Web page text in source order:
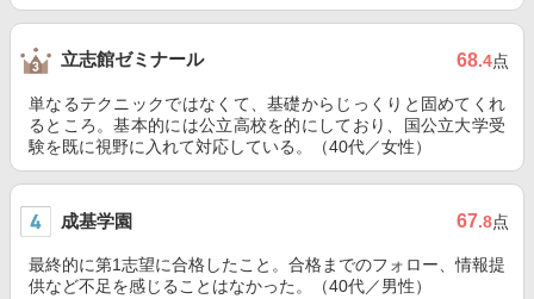
立志館ゼミナール 68.4点
単なるテクニックではなくて、基礎からじっくりと固めてくれ
るところ。基本的には公立高校を的にしており、国公立大学受
験を既に視野に入れて対応している。（40代／女性）
成基学園 67.8点
最終的に第1志望に合格したこと。合格までのフォロー、情報提
供など不足を感じることはなかった。（40代／男性）